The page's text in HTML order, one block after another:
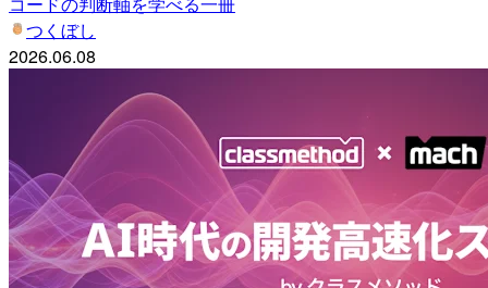
つくぼし
2026.06.08